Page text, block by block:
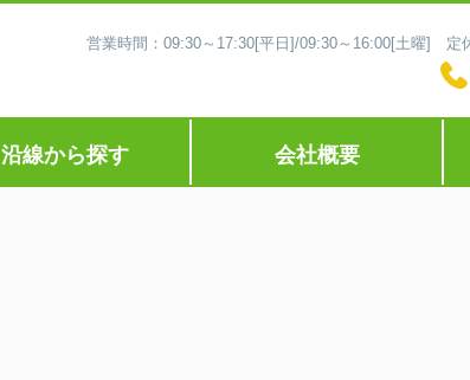
営業時間：09:30～17:30[平日]/09:30～16:00[土曜] 定
沿線から探す 会社概要